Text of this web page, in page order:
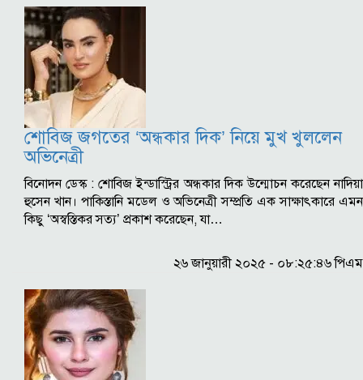
শোবিজ জগতের ‘অন্ধকার দিক’ নিয়ে মুখ খুললেন
অভিনেত্রী
বিনোদন ডেস্ক : শোবিজ ইন্ডাস্ট্রির অন্ধকার দিক উন্মোচন করেছেন নাদিয়া
হুসেন খান। পাকিস্তানি মডেল ও অভিনেত্রী সম্প্রতি এক সাক্ষাৎকারে এমন
কিছু ‘অস্বস্তিকর সত্য’ প্রকাশ করেছেন, যা…
২৬ জানুয়ারী ২০২৫ - ০৮:২৫:৪৬ পিএম